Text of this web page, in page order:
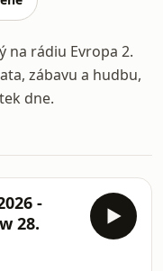
na rádiu Evropa 2.
zábavu a hudbu,
dne.
-
28.